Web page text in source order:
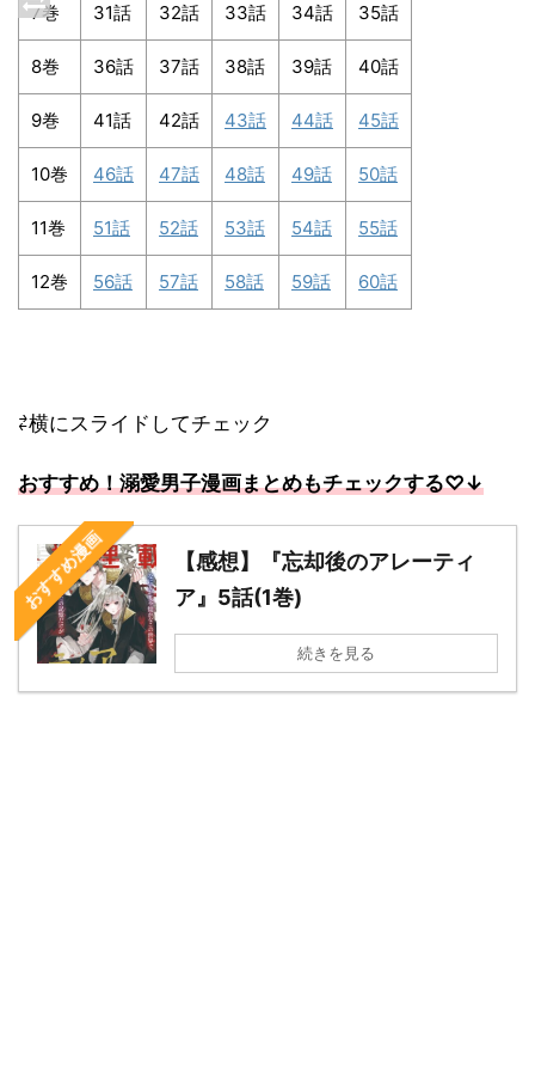
7巻 31話 32話 33話 34話 35話
8巻 36話 37話 38話 39話 40話
9巻 41話 42話 43話 44話 45話
10巻 46話 47話 48話 49話 50話
11巻 51話 52話 53話 54話 55話
12巻 56話 57話 58話 59話 60話
⇄横にスライドしてチェック
おすすめ！溺愛男子漫画まとめもチェックする♡↓
おすすめ漫画
【感想】『忘却後のアレーティ
ア』5話(1巻)
続きを見る